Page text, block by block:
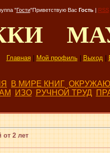
"Гости"Приветствую Вас Гость | RSS
Главная| Мой профиль| Выход|
В МИРЕ КНИГ
ИЗО РУЧНОЙ ТРУД
от 2 лет